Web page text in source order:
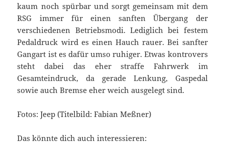
kaum noch spürbar und sorgt gemeinsam mit dem
RSG immer für einen sanften Übergang der
verschiedenen Betriebsmodi. Lediglich bei festem
Pedaldruck wird es einen Hauch rauer. Bei sanfter
Gangart ist es dafür umso ruhiger. Etwas kontrovers
steht dabei das eher straffe Fahrwerk im
Gesamteindruck, da gerade Lenkung, Gaspedal
sowie auch Bremse eher weich ausgelegt sind.
Fotos: Jeep (Titelbild: Fabian Meßner)
Das könnte dich auch interessieren: